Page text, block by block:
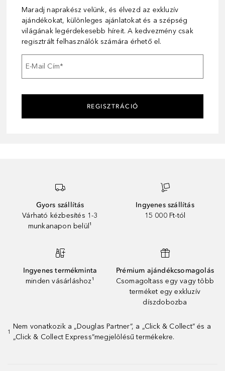
Maradj naprakész velünk, és élvezd az exkluzív
ajándékokat, különleges ajánlatokat és a szépség
világának legérdekesebb híreit. A kedvezmény csak
regisztrált felhasználók számára érhető el.
E-Mail Cím*
REGISZTRÁCIÓ
Gyors szállítás
Várható kézbesítés 1-3
munkanapon belül¹
Ingyenes szállítás
15 000 Ft-tól
Ingyenes termékminta
minden vásárláshoz¹
Prémium ajándékcsomagolás
Csomagoltass egy vagy több
terméket egy exkluzív
díszdobozba
1
Nem vonatkozik a „Douglas Partner”, a „Click & Collect” és a
„Click & Collect Express”megjelölésű termékekre.